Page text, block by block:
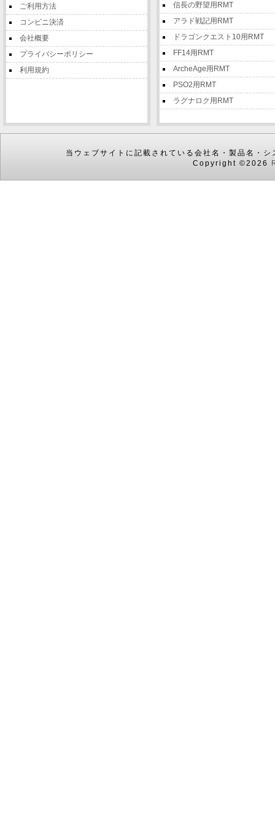
ご利用方法
コンビニ決済
会社概要
プライバシーポリシー
利用規約
信長の野望用RMT
アラド戦記用RMT
ドラゴンクエスト10用RMT
FF14用RMT
ArcheAge用RMT
PSO2用RMT
ラグナロク用RMT
当ウェブサイトに記載されている会社名・製品名・
Copyright ©2026